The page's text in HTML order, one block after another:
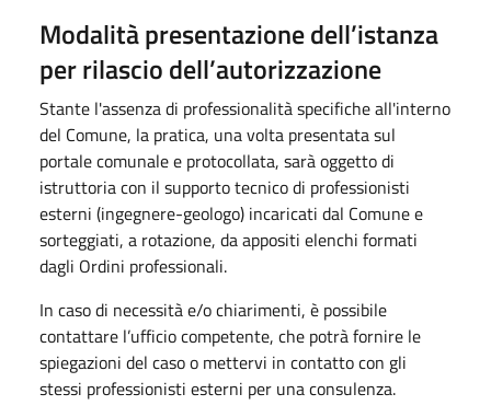
Modalità presentazione dell’istanza
per rilascio dell’autorizzazione
Stante l'assenza di professionalità specifiche all'interno
del Comune, la pratica, una volta presentata sul
portale comunale e protocollata, sarà oggetto di
istruttoria con il supporto tecnico di professionisti
esterni (ingegnere-geologo) incaricati dal Comune e
sorteggiati, a rotazione, da appositi elenchi formati
dagli Ordini professionali.
In caso di necessità e/o chiarimenti, è possibile
contattare l’ufficio competente, che potrà fornire le
spiegazioni del caso o mettervi in contatto con gli
stessi professionisti esterni per una consulenza.